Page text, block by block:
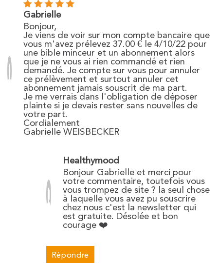
Gabrielle
Bonjour,
Je viens de voir sur mon compte bancaire que
vous m'avez prélevez 37.00 € le 4/10/22 pour
une bible minceur et un abonnement alors
que je ne vous ai rien commandé et rien
demandé. Je compte sur vous pour annuler
ce prélèvement et surtout annuler cet
abonnement jamais souscrit de ma part.
Je me verrais dans l'obligation de déposer
plainte si je devais rester sans nouvelles de
votre part.
Cordialement
Gabrielle WEISBECKER
Healthymood
Bonjour Gabrielle et merci pour
votre commentaire, toutefois vous
vous trompez de site ? la seul chose
à laquelle vous avez pu souscrire
chez nous c'est la newsletter qui
est gratuite. Désolée et bon
courage ❤️
Répondre